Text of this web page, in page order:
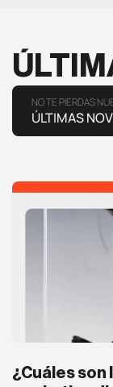
NO TE PIERDAS
ÚLTIMAS
¿Cuáles